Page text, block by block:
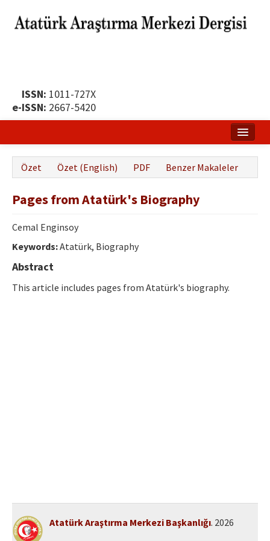
ISSN: 1011-727X
e-ISSN: 2667-5420
Hakkında
Yayın Politikası
Dergi Kurulları
Yayın İlkeleri
Etik İlkeler
Özet Özet (English) PDF Benzer Makaleler
Pages from Atatürk's Biography
Cemal Enginsoy
Keywords:Atatürk, Biography
Abstract
This article includes pages from Atatürk's biography.
Atatürk Araştırma Merkezi Başkanlığı. 2026